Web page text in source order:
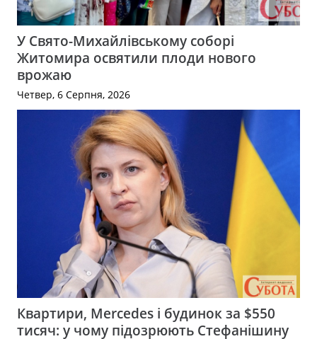
У Свято-Михайлівському соборі
Житомира освятили плоди нового
врожаю
Четвер, 6 Серпня, 2026
Квартири, Mercedes і будинок за $550
тисяч: у чому підозрюють Стефанішину